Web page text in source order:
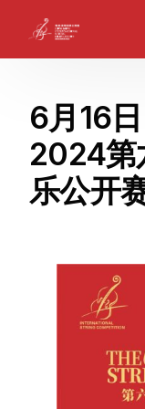
6月16日
2024第
乐公开